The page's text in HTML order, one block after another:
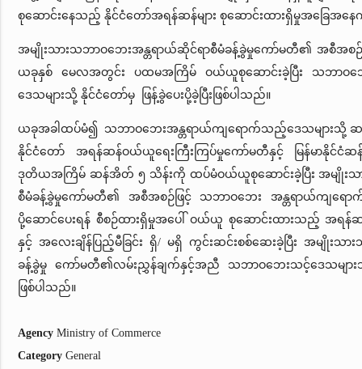
စုဆောင်းနေသည့် နိုင်ငံတော်အရန်ဆန်များ စုဆောင်းထားရှိမှုအခြေအန
အမျိုးသားသဘာဝဘေးအန္တရာယ်ဆိုင်ရာစီမံခန့်ခွဲမှုကော်မတီ၏ အစီအ
ယခုနှစ် မေလအတွင်း ပထမအကြိမ် ဝယ်ယူစုဆောင်းခဲ့ပြီး သဘာဝဘ
ဒေသများသို့ နိုင်ငံတော်မှ ဖြန့်ခွဲပေးပို့ခဲ့ပြီးဖြစ်ပါသည်။
ယခုအခါထပ်မံ၍ သဘာဝဘေးအန္တရာယ်ကျရောက်သည့်ဒေသများသို့
နိုင်ငံတော် အရန်ဆန်ဝယ်ယူရေးကြီးကြပ်မှုကော်မတီနှင့် မြန်မာနိုင်ငံ
ဒုတိယအကြိမ် ဆန်အိတ် ၅ သိန်းကို ထပ်မံဝယ်ယူစုဆောင်းခဲ့ပြီး အမျိုးသ
စီမံခန့်ခွဲမှုကော်မတီ၏ အစီအစဉ်ဖြင့် သဘာဝဘေး အန္တရာယ်ကျရ
ပို့ဆောင်ပေးရန် စီစဉ်ထားရှိမှုအပေါ် ဝယ်ယူ စုဆောင်းထားသည့် အရ
နှင့် အလေးချိန်ပြည့်မီခြင်း ရှိ/ မရှိ ကွင်းဆင်းစစ်ဆေးခဲ့ပြီး အမျိုးသ
ခန့်ခွဲမှု ကော်မတီ၏လမ်းညွှန်ချက်နှင့်အညီ သဘာဝဘေးသင့်ဒေသမျ
ဖြစ်ပါသည်။
Agency Ministry of Commerce
Category General